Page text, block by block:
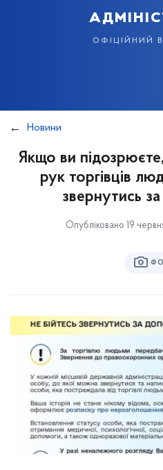
офіційний
Новини
Якщо ви
рук торгівців
звернутись
Опубліковано 19